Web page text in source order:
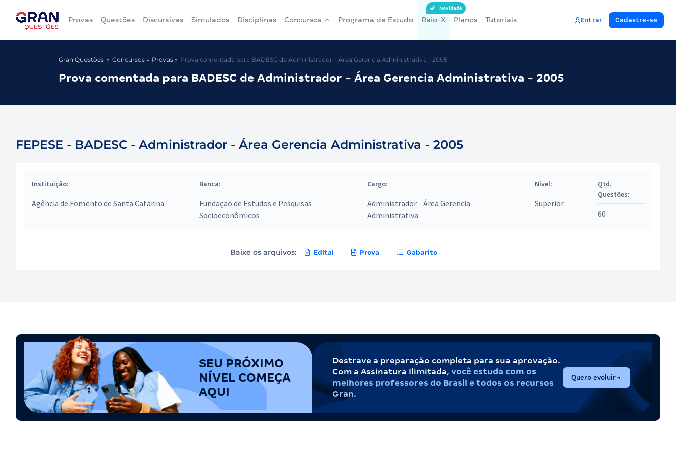
Provas Questões Discursivas Simulados Disciplinas Concursos Programa de Estudo Raio-X
Novidade
Planos Tutoriais Entrar Cadastre-se
Gran Questões Concursos Provas Prova comentada para BADESC de Administrador - Área Gerencia Administrativa - 2005
Prova comentada para BADESC de Administrador - Área Gerencia Administrativa - 2005
FEPESE - BADESC - Administrador - Área Gerencia Administrativa - 2005
Instituição:
Agência de Fomento de Santa Catarina
Banca:
Fundação de Estudos e Pesquisas
Socioeconômicos
Cargo:
Administrador - Área Gerencia
Administrativa
Nível:
Superior
Qtd.
Questões:
60
Baixe os arquivos: Edital Prova Gabarito
SEU PRÓXIMO
NÍVEL COMEÇA
AQUI
Destrave a preparação completa para sua aprovação.
Com a Assinatura Ilimitada, você estuda com os
melhores professores do Brasil e todos os recursos
Gran.
Quero evoluir(abre em nova aba)